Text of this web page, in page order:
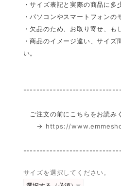
・サイズ表記と実際の商品に多
・パソコンやスマートフォン
・欠品のため、お取り寄せ、
・商品のイメージ違い、サイ
い。
ご注文の前にこちらをお読み
→ https://
サイズを選択してください。